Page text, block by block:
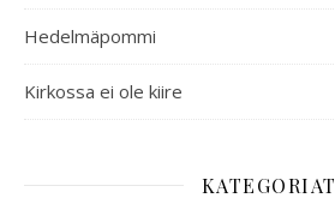
Hedelmäpommi
Kirkossa ei ole kiire
KATEGORIAT